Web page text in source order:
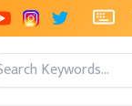
Instagram
X